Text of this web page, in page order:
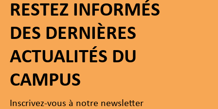
RESTEZ INFORMÉS
DES DERNIÈRES
ACTUALITÉS DU
CAMPUS
Inscrivez-vous à notre newsletter